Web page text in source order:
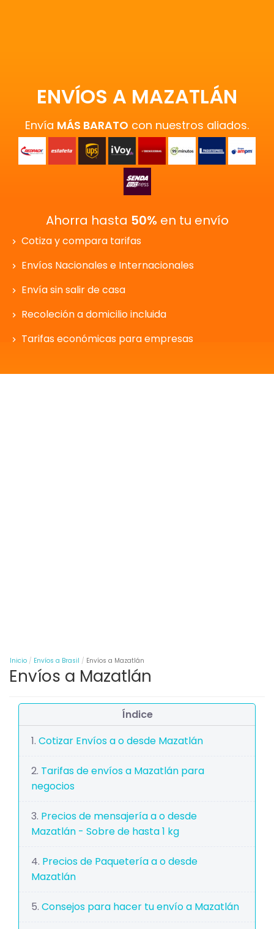
ENVÍOS A MAZATLÁN
Envía MÁS BARATO con nuestros aliados.
Ahorra hasta 50% en tu envío
Cotiza y compara tarifas
Envíos Nacionales e Internacionales
Envía sin salir de casa
Recoleción a domicilio incluida
Tarifas económicas para empresas
Inicio Envíos a Brasil Envíos a Mazatlán
Envíos a Mazatlán
Índice
Cotizar Envíos a o desde Mazatlán
Tarifas de envíos a Mazatlán para
negocios
Precios de mensajería a o desde
Mazatlán - Sobre de hasta 1 kg
Precios de Paquetería a o desde
Mazatlán
Consejos para hacer tu envío a Mazatlán